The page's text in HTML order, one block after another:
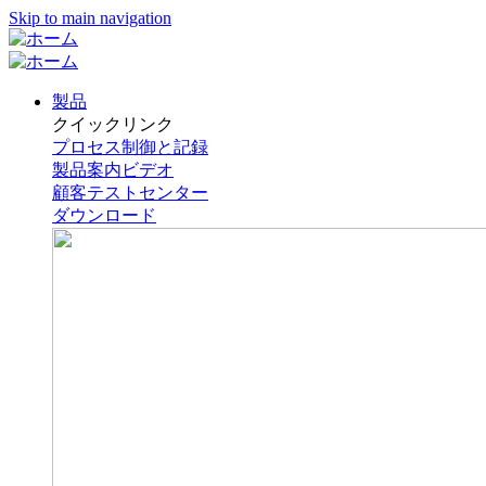
Skip to main navigation
製品
クイックリンク
プロセス制御と記録
製品案内ビデオ
顧客テストセンター
ダウンロード